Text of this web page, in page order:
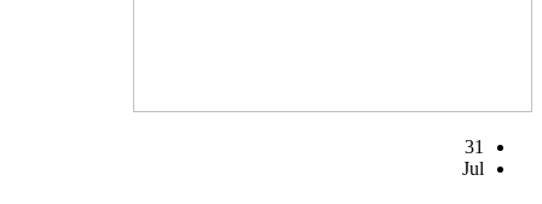
31
Jul